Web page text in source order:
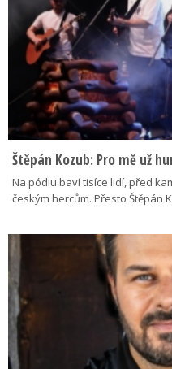
Štěpán Kozub: Pro mě už
Na pódiu baví tisíce lidí, před
českým hercům. Přesto Štěpán